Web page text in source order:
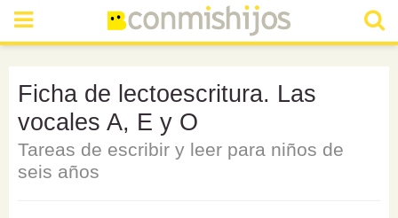
Ficha de lectoescritura. Las
vocales A, E y O
Tareas de escribir y leer para niños de
seis años